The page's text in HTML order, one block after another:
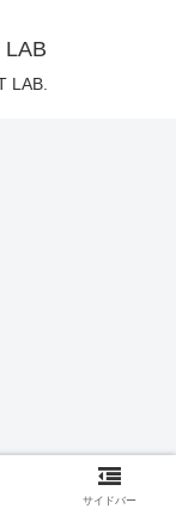
LAB
LAB.
サイドバー